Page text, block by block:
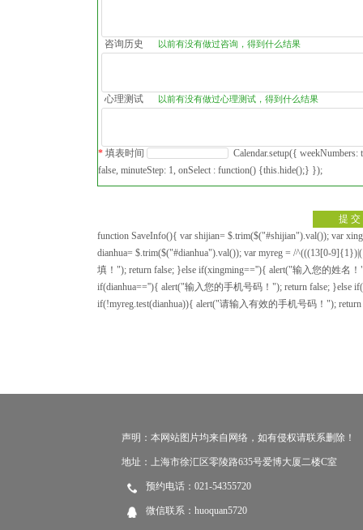
咨询历史 以前有没有做过咨询，得到什么结果
心理测试 以前有没有做过心理测试，得到什么结果
* 填表时间
Calendar.setup({
false, minuteStep: 1, onSelect : function() {this.hide();} });
function SaveInfo(){ var shijian= $.trim($("#shijian").val()); var
dianhua= $.trim($("#dianhua").val()); var myreg = /^(((13[0-
填！"); return false; }else if(xingming==''){ alert("输入您的姓名
if(dianhua==''){ alert("输入您的手机号码！"); return false; }else
if(!myreg.test(dianhua)){ alert("请输入有效的手机号码！"); return
声明：本网站图片均来自网络，如有侵权请联系删除！
地址：上海市徐汇区零陵路635号爱博大厦二楼C室
预约电话：021-54355720
微信联系：huoquan5720